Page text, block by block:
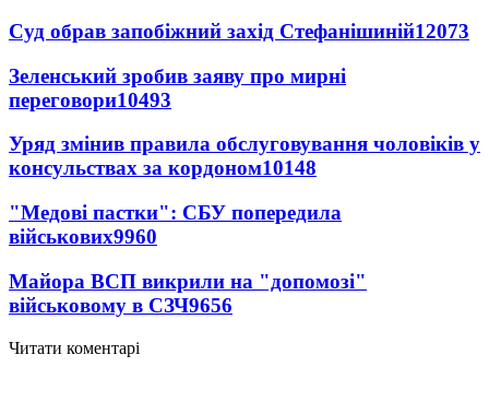
Суд обрав запобіжний захід Стефанішиній12073
Зеленський зробив заяву про мирні
переговори10493
Уряд змінив правила обслуговування чоловіків у
консульствах за кордоном10148
"Медові пастки": СБУ попередила
військових9960
Майора ВСП викрили на "допомозі"
військовому в СЗЧ9656
Читати коментарі